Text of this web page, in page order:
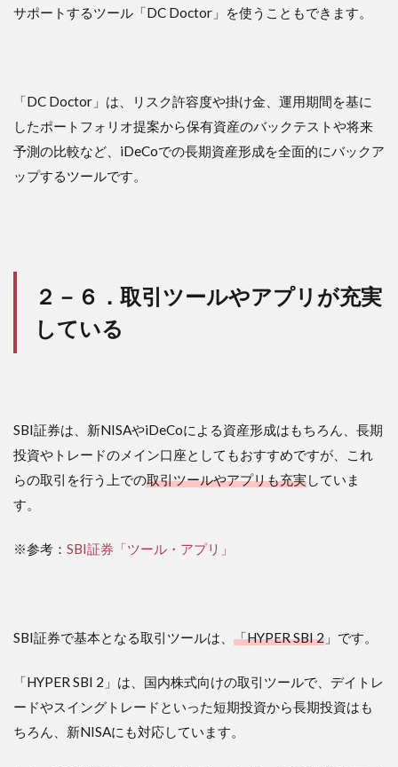
サポートするツール「DC Doctor」を使うこともできます。
「DC Doctor」は、リスク許容度や掛け金、運用期間を基に
したポートフォリオ提案から保有資産のバックテストや将来
予測の比較など、iDeCoでの長期資産形成を全面的にバックア
ップするツールです。
２－６．取引ツールやアプリが充実
している
SBI証券は、新NISAやiDeCoによる資産形成はもちろん、長期
投資やトレードのメイン口座としてもおすすめですが、これ
らの取引を行う上での取引ツールやアプリも充実していま
す。
※参考： SBI証券「ツール・アプリ」
SBI証券で基本となる取引ツールは、 「HYPER SBI 2 」です。
「HYPER SBI 2」は、国内株式向けの取引ツールで、デイトレ
ードやスイングトレードといった短期投資から長期投資はも
ちろん、新NISAにも対応しています。